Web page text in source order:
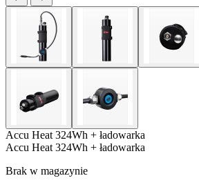
Accu Heat 324Wh + ładowarka
Accu Heat 324Wh + ładowarka
Brak w magazynie